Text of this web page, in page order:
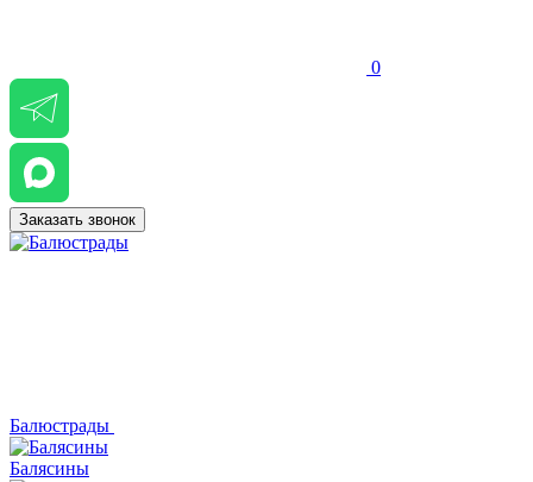
0
Заказать звонок
Балюстрады
Балясины